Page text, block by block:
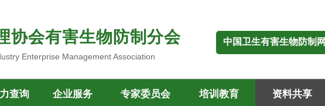
协会有害生物防制分会 中国卫生有害生物防制网
Enterprise Management Association
查询 企业服务 专家委员会 培训教育 资料共享